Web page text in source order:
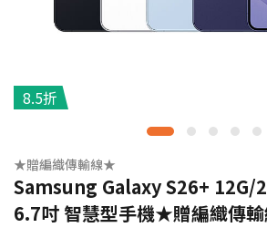
8.5折
★贈編織傳輸線★
Samsung Galaxy S26+ 12G/
6.7吋 智慧型手機★贈編織傳